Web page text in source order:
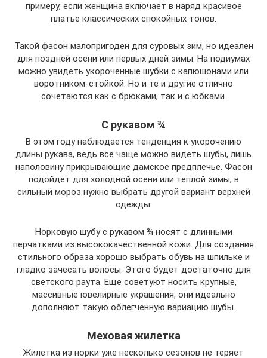
примеру, если женщина включает в наряд красивое
платье классических спокойных тонов.
Такой фасон малопригоден для суровых зим, но идеален
для поздней осени или первых дней зимы. На подиумах
можно увидеть укороченные шубки с капюшонами или
воротником-стойкой. Но и те и другие отлично
сочетаются как с брюками, так и с юбками.
С рукавом ¾
В этом году наблюдается тенденция к укорочению
длины рукава, ведь все чаще можно видеть шубы, лишь
наполовину прикрывающие дамское предплечье. Фасон
подойдет для холодной осени или теплой зимы, в
сильный мороз нужно выбрать другой вариант верхней
одежды.
Норковую шубу с рукавом ¾ носят с длинными
перчатками из высококачественной кожи. Для создания
стильного образа хорошо выбрать обувь на шпильке и
гладко зачесать волосы. Этого будет достаточно для
светского раута. Еще советуют носить крупные,
массивные ювелирные украшения, они идеально
дополняют такую облегченную вариацию шубы.
Меховая жилетка
Жилетка из норки уже несколько сезонов не теряет